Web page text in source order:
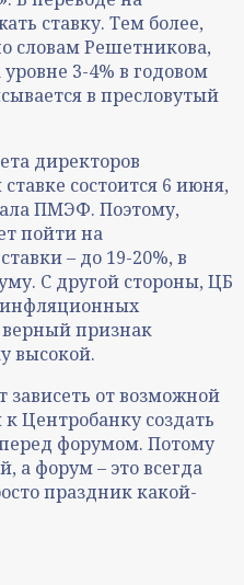
ставку. Тем более,
словам Решетникова,
3-4% в годовом
в пресловутый
директоров
состоится 6 июня,
ПМЭФ. Поэтому,
пойти на
– до 19-20%, в
С другой стороны, ЦБ
инфляционных
верный признак
высокой.
зависеть от возможной
Центробанку создать
форумом. Потому
а форум – это всегда
праздник какой-